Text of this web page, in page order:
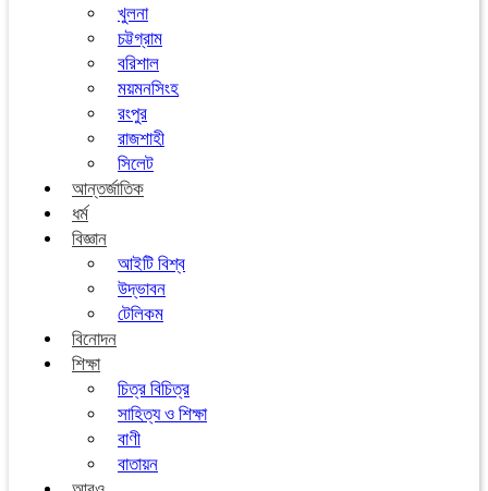
খুলনা
চট্টগ্রাম
বরিশাল
ময়মনসিংহ
রংপুর
রাজশাহী
সিলেট
আন্তর্জাতিক
ধর্ম
বিজ্ঞান
আইটি বিশ্ব
উদ্ভাবন
টেলিকম
বিনোদন
শিক্ষা
চিত্র বিচিত্র
সাহিত্য ও শিক্ষা
বাণী
বাতায়ন